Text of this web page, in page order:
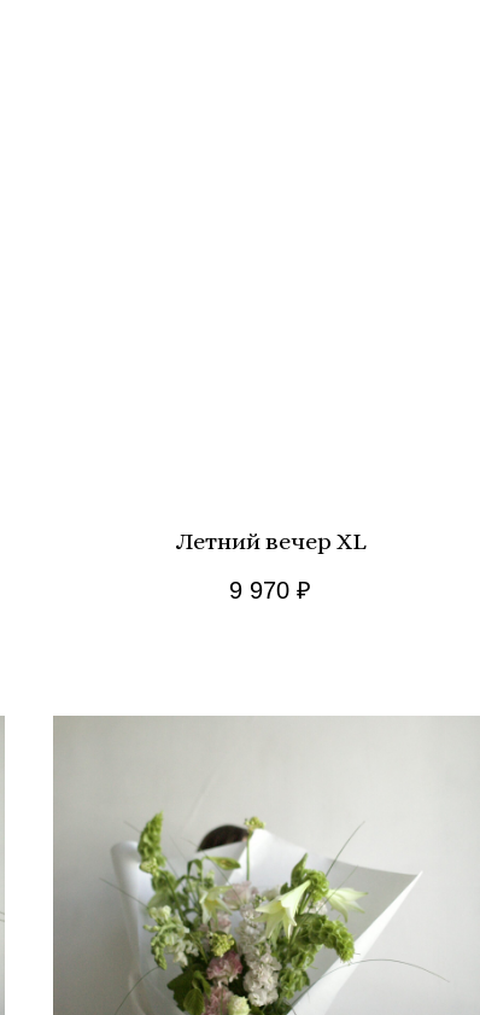
Летний вечер XL
9 970 ₽